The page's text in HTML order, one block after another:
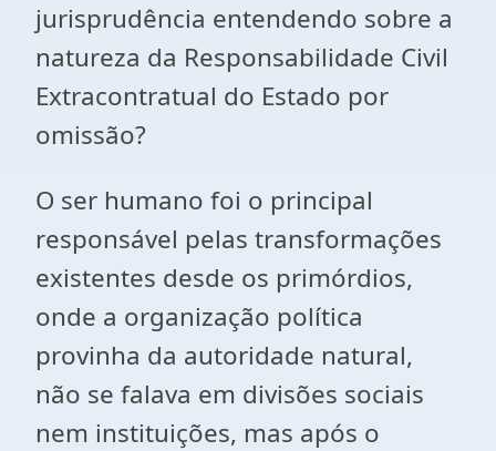
jurisprudência entendendo sobre a
natureza da Responsabilidade Civil
Extracontratual do Estado por
omissão?
O ser humano foi o principal
responsável pelas transformações
existentes desde os primórdios,
onde a organização política
provinha da autoridade natural,
não se falava em divisões sociais
nem instituições, mas após o